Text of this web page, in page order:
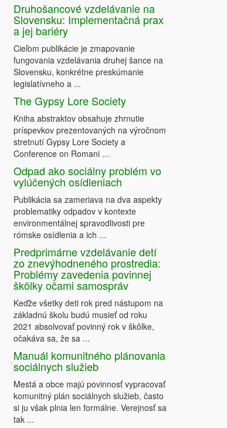
Druhošancové vzdelávanie na
Slovensku: Implementačná prax
a jej bariéry
Cieľom publikácie je zmapovanie
fungovania vzdelávania druhej šance na
Slovensku, konkrétne preskúmanie
legislatívneho a ...
The Gypsy Lore Society
Kniha abstraktov obsahuje zhrnutie
príspevkov prezentovaných na výročnom
stretnutí Gypsy Lore Society a
Conference on Romani ...
Odpad ako sociálny problém vo
vylúčených osídleniach
Publikácia sa zameriava na dva aspekty
problematiky odpadov v kontexte
environmentálnej spravodlivosti pre
rómske osídlenia a ich ...
Predprimárne vzdelávanie detí
zo znevýhodneného prostredia:
Problémy zavedenia povinnej
škôlky očami samospráv
Keďže všetky deti rok pred nástupom na
základnú školu budú musieť od roku
2021 absolvovať povinný rok v škôlke,
očakáva sa, že sa ...
Manuál komunitného plánovania
sociálnych služieb
Mestá a obce majú povinnosť vypracovať
komunitný plán sociálnych služieb, často
si ju však plnia len formálne. Verejnosť sa
tak ...